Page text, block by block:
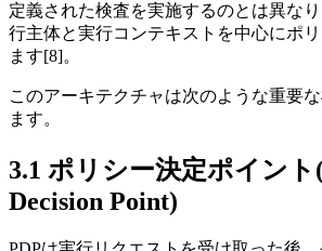
定義された検査を実施するのとは異なり
行主体と実行コンテキストを中心にポ
ます[8]。
このアーキテクチャは次のような重要
ます。
3.1 ポリシー決定ポイント
Decision Point)